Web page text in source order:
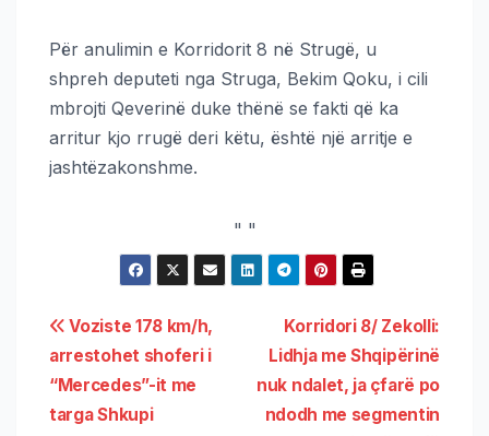
Për anulimin e Korridorit 8 në Strugë, u
shpreh deputeti nga Struga, Bekim Qoku, i cili
mbrojti Qeverinë duke thënë se fakti që ka
arritur kjo rrugë deri këtu, është një arritje e
jashtëzakonshme.
" "
Korridori 8/ Zekolli:
Lidhja me Shqipërinë
nuk ndalet, ja çfarë po
ndodh me segmentin
Voziste 178 km/h,
arrestohet shoferi i
“Mercedes”-it me
targa Shkupi